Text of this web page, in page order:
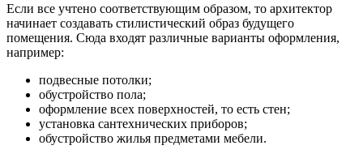
Если все учтено соответствующим образом, то архитектор
начинает создавать стилистический образ будущего
помещения. Сюда входят различные варианты оформления,
например:
подвесные потолки;
обустройство пола;
оформление всех поверхностей, то есть стен;
установка сантехнических приборов;
обустройство жилья предметами мебели.